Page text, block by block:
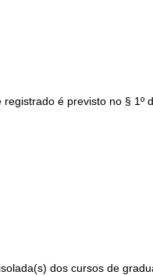
é previsto no § 1º
dos cursos de